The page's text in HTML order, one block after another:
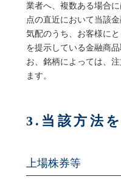
業者へ、複数ある場合
点の直近において当該
気配のうち、お客様に
を提示している金融商
お、銘柄によっては、
ます。
3.当該方法
上場株券等